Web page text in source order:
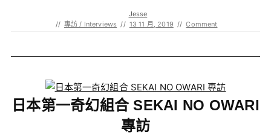
Jesse
// 專訪 / Interviews // 13 11 月, 2019 // Comment
日本第一奇幻組合 SEKAI NO OWARI
專訪